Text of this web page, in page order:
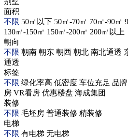
面积
不限 50㎡以下 50㎡-70㎡ 70㎡-90㎡
130㎡-150㎡ 150㎡-200㎡ 200㎡以上
朝向
不限 朝南 朝东 朝西 朝北 南北通透
通透
标签
不限 绿化率高 低密度 车位充足 品
房 VR看房 优惠楼盘 海成集团
装修
不限 毛坯房 普通装修 精装修
电梯
不限 有电梯 无电梯